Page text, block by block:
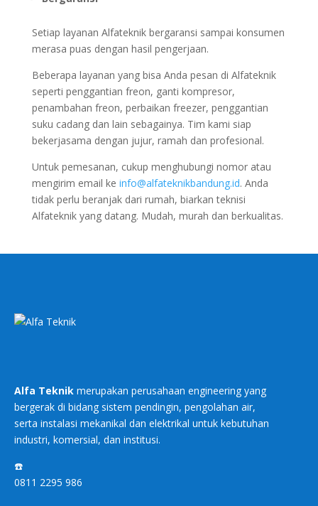
Setiap layanan Alfateknik bergaransi sampai konsumen
merasa puas dengan hasil pengerjaan.
Beberapa layanan yang bisa Anda pesan di Alfateknik
seperti penggantian freon, ganti kompresor,
penambahan freon, perbaikan freezer, penggantian
suku cadang dan lain sebagainya. Tim kami siap
bekerjasama dengan jujur, ramah dan profesional.
Untuk pemesanan, cukup menghubungi nomor atau
mengirim email ke info@alfateknikbandung.id. Anda
tidak perlu beranjak dari rumah, biarkan teknisi
Alfateknik yang datang. Mudah, murah dan berkualitas.
Alfa Teknik merupakan perusahaan engineering yang
bergerak di bidang sistem pendingin, pengolahan air,
serta instalasi mekanikal dan elektrikal untuk kebutuhan
industri, komersial, dan institusi.
☎️
0811 2295 986